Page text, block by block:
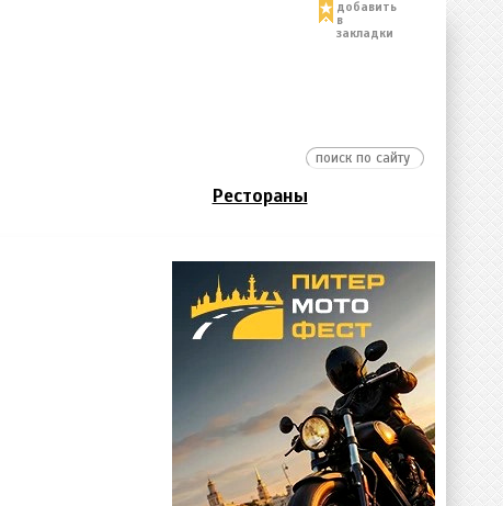
добавить
в
закладки
Рестораны